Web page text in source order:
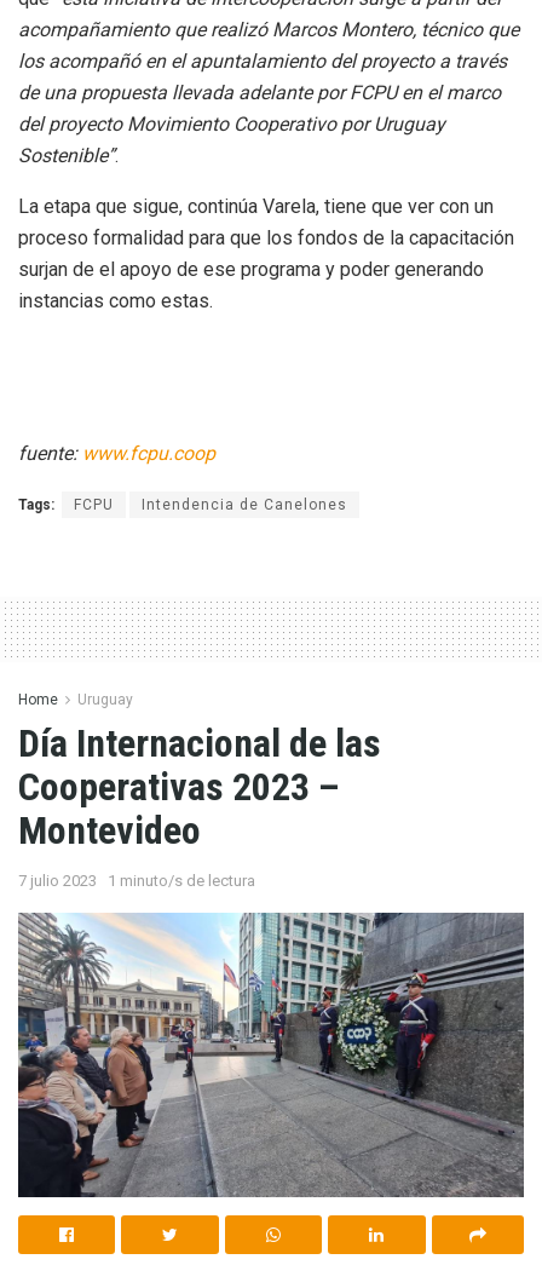
acompañamiento que realizó Marcos Montero, técnico que
los acompañó en el apuntalamiento del proyecto a través
de una propuesta llevada adelante por FCPU en el marco
del proyecto Movimiento Cooperativo por Uruguay
Sostenible”.
La etapa que sigue, continúa Varela, tiene que ver con un
proceso formalidad para que los fondos de la capacitación
surjan de el apoyo de ese programa y poder generando
instancias como estas.
fuente: www.fcpu.coop
Tags: FCPU Intendencia de Canelones
Home Uruguay
Día Internacional de las
Cooperativas 2023 –
Montevideo
7 julio 2023 1 minuto/s de lectura